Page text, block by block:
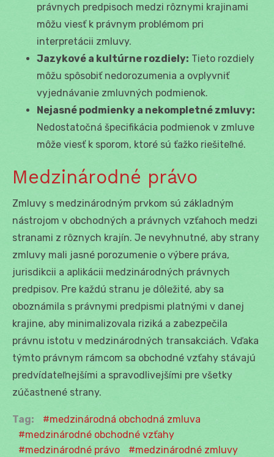
právnych predpisoch medzi rôznymi krajinami
môžu viesť k právnym problémom pri
interpretácii zmluvy.
Jazykové a kultúrne rozdiely: Tieto rozdiely
môžu spôsobiť nedorozumenia a ovplyvniť
vyjednávanie zmluvných podmienok.
Nejasné podmienky a nekompletné zmluvy:
Nedostatočná špecifikácia podmienok v zmluve
môže viesť k sporom, ktoré sú ťažko riešiteľné.
Medzinárodné právo
Zmluvy s medzinárodným prvkom sú základným
nástrojom v obchodných a právnych vzťahoch medzi
stranami z rôznych krajín. Je nevyhnutné, aby strany
zmluvy mali jasné porozumenie o výbere práva,
jurisdikcii a aplikácii medzinárodných právnych
predpisov. Pre každú stranu je dôležité, aby sa
oboznámila s právnymi predpismi platnými v danej
krajine, aby minimalizovala riziká a zabezpečila
právnu istotu v medzinárodných transakciách. Vďaka
týmto právnym rámcom sa obchodné vzťahy stávajú
predvídateľnejšími a spravodlivejšími pre všetky
zúčastnené strany.
Tag:
medzinárodná obchodná zmluva
medzinárodné obchodné vzťahy
medzinárodné právo
medzinárodné zmluvy